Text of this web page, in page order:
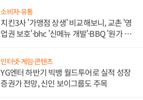
소비자·유통
치킨3사 '가맹점 상생' 비교해보니, 교촌 '영
업권 보호'·bhc '신메뉴 개발'·BBQ '원가 부
인터넷·게임·콘텐츠
YG엔터 하반기 빅뱅 월드투어로 실적 성장
증권가 전망, 신인 보이그룹도 주목